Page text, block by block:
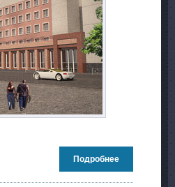
Подробнее
здания
Сибирского